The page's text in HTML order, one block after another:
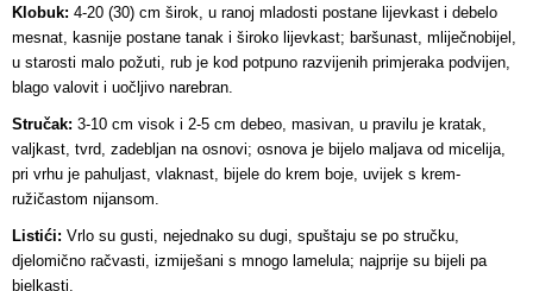
Klobuk: 4-20 (30) cm širok, u ranoj mladosti postane lijevkast i debelo
mesnat, kasnije postane tanak i široko lijevkast; baršunast, mliječnobijel,
u starosti malo požuti, rub je kod potpuno razvijenih primjeraka podvijen,
blago valovit i uočljivo narebran.
Stručak: 3-10 cm visok i 2-5 cm debeo, masivan, u pravilu je kratak,
valjkast, tvrd, zadebljan na osnovi; osnova je bijelo maljava od micelija,
pri vrhu je pahuljast, vlaknast, bijele do krem boje, uvijek s krem-
ružičastom nijansom.
Listići: Vrlo su gusti, nejednako su dugi, spuštaju se po stručku,
djelomično račvasti, izmiješani s mnogo lamelula; najprije su bijeli pa
bjelkasti.